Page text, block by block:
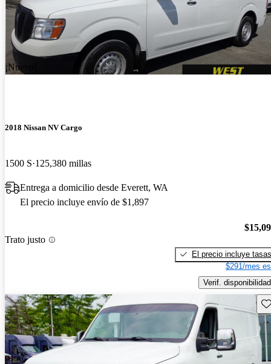
¡Nuevo!
2018 Nissan NV Cargo
1500 S 125,380 millas
Entrega a domicilio desde Everett, WA
El precio incluye envío de $1,897
Trato justo
El precio incluye tasas
$291/mes
Verif. disponibilidad